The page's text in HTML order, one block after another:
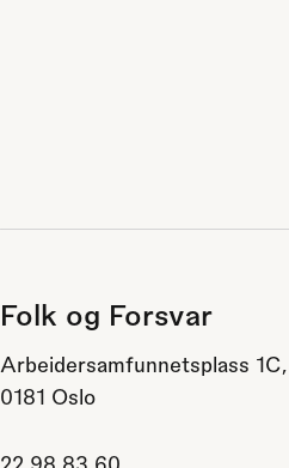
Folk og Forsvar
Arbeidersamfunnetsplass 1C,
0181 Oslo